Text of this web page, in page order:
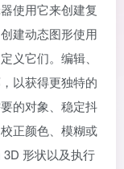
使用它来创建复
建动态图形使用
义它们。编辑、
以获得更独特的
的对象、稳定抖
正颜色、模糊或
形状以及执行